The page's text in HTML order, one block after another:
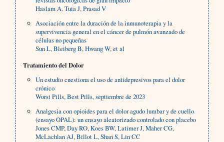
Haslam A. Tuia J, Prasad V
Asociación entre la duración de la inmunoterapia y la
supervivencia general en el cáncer de pulmón avanzado de
células no pequeñas
Sun L, Bleiberg B, Hwang W, et al
Tratamiento del Dolor
Un estudio cuestiona el uso de antidepresivos para el dolor
crónico
Worst Pills, Best Pills, septiembre de 2023
Analgesia con opioides para el dolor agudo lumbar y de cuello
(ensayo OPAL): un ensayo aleatorizado controlado con placebo
Jones CMP, Day RO, Koes BW, Latimer J, Maher CG,
McLachlan AJ, Billot L, Shan S, Lin CC